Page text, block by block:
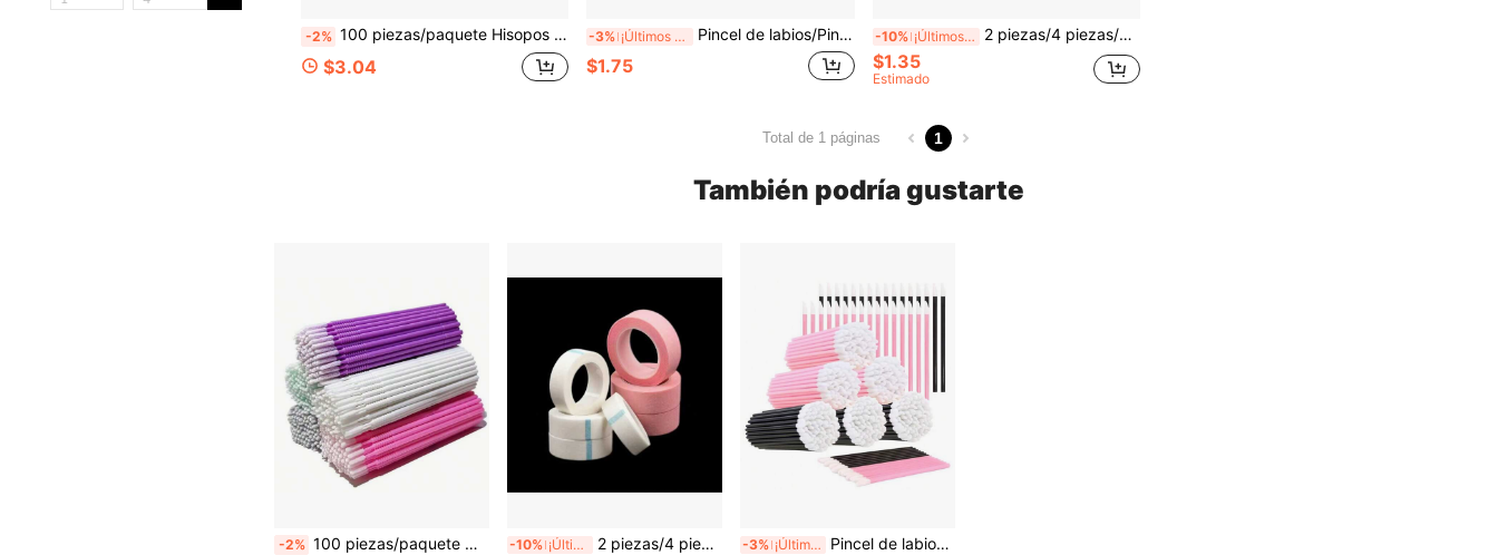
-2% 100 piezas/paquete Hisopos de limpieza para extensiones de pestaña, palillos de limpieza de pestañas, copitos desechables para retirar rímel, hisopos de cabeza alargada nano para limpiar brochas de maquillaje, retirar pestañas postizas, brochas de labios y herramientas de belleza
$3.04
-3% ¡Últimos 3 días Pincel de labios/Pincel de pestañas, Bastoncillo de algodón para pestañas, Brochas de maquillaje para salón de pestañas, Peine pequeño, Cepillo de cejas, Pincel para lápiz labial y máscara de labios, Herramientas de aplicación de labios, Ligero y portátil, Adecuado para delineador de ojos, perfilado de cejas, contorneado de labios, manicura, pintura, DIY y varias aplicaciones, Herramientas auxiliares para extensión de pestañas para mujeres
$1.75
-10% ¡Últimos 3 días 2 piezas/4 piezas/5 piezas/6 piezas/8 piezas/10 piezas (Rosa + Blanco) Cintas hipoalergénicas para extensiones de pestañas, tela no tejida transpirable y cómoda de micromalla transparente, tiras para extensión de pestañas, rizador de pestañas, accesorios para pestañas/extensión de pestañas y herramientas de maquillaje
$1.35
Estimado
Total de 1 páginas 1
También podría gustarte
-2% 100 piezas/paquete Hisopos de limpieza para extensiones de pestaña, palillos de limpieza de pestañas, copitos desechables para retirar rímel, hisopos de cabeza alargada nano para limpiar brochas de maquillaje, retirar pestañas postizas, brochas de labios y herramientas de belleza -10% ¡Últimos 3 días 2 piezas/4 piezas/5 piezas/6 piezas/8 piezas/10 piezas (Rosa + Blanco) Cintas hipoalergénicas para extensiones de pestañas, tela no tejida transpirable y cómoda de micromalla transparente, tiras para extensión de pestañas, rizador de pestañas, accesorios para pestañas/extensión de pestañas y herramientas de maquillaje -3% ¡Últimos 3 días Pincel de labios/Pincel de pestañas, Bastoncillo de algodón para pestañas, Brochas de maquillaje para salón de pestañas, Peine pequeño, Cepillo de cejas, Pincel para lápiz labial y máscara de labios, Herramientas de aplicación de labios, Ligero y portátil, Adecuado para delineador de ojos, perfilado de cejas, contorneado de labios, manicura, pintura, DIY y varias aplicaciones, Herramientas auxiliares para extensión de pestañas para mujeres